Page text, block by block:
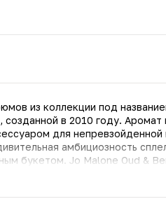
из коллекции под
году. Аромат подобной
для непревзойденной
амбициозность
букетом. Jo Malone Oud &
который
Флакон аромата